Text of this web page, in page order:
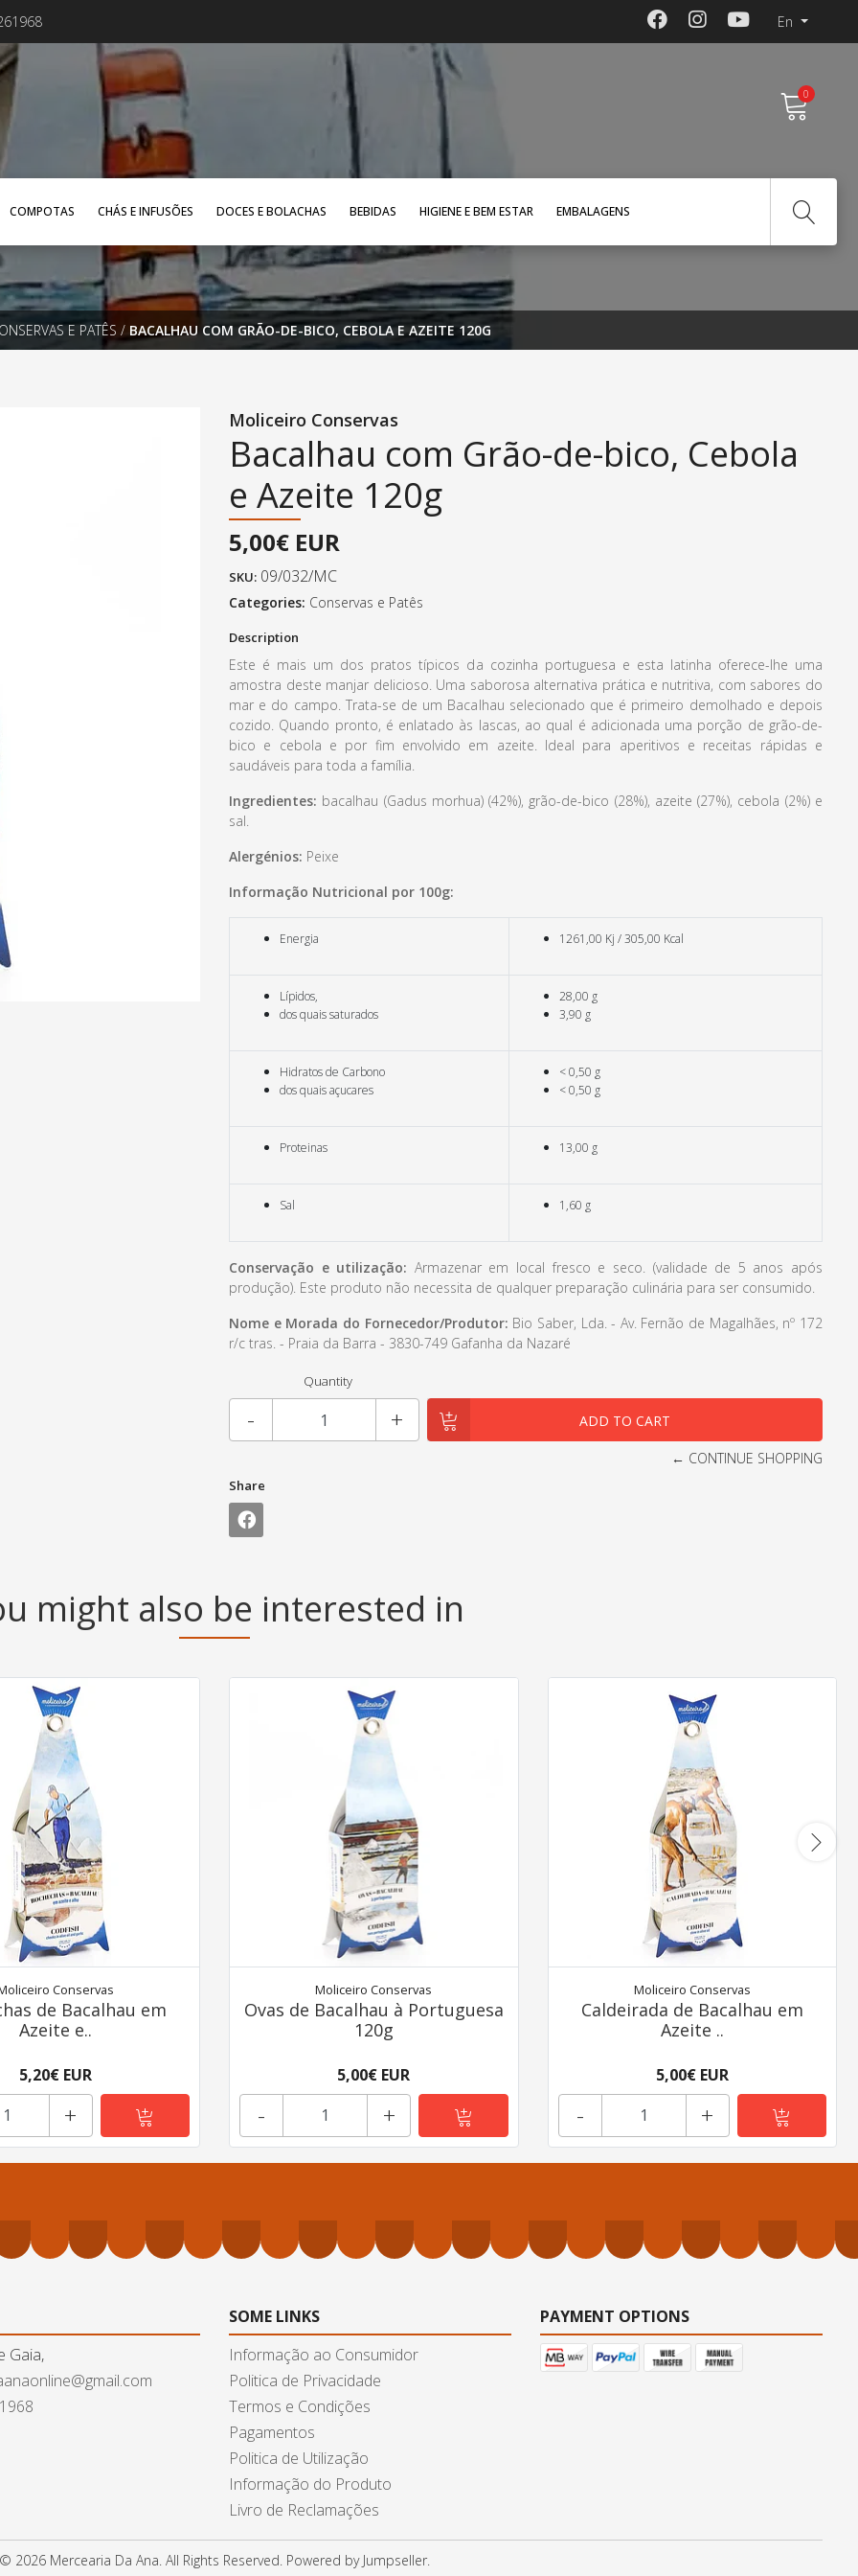
En
0
COMPOTAS CHÁS E INFUSÕES DOCES E BOLACHAS BEBIDAS HIGIENE E BEM ESTAR EMBALAGENS
E PATÊS / BACALHAU COM GRÃO-DE-BICO, CEBOLA E AZEITE 120G
Moliceiro Conservas
Bacalhau com Grão-de-bico, Cebola
e Azeite 120g
5,00€ EUR
SKU: 09/032/MC
Categories: Conservas e Patês
Description
Este é mais um dos pratos típicos da cozinha portuguesa e esta latinha oferece-lhe uma
amostra deste manjar delicioso. Uma saborosa alternativa prática e nutritiva, com sabores do
mar e do campo. Trata-se de um Bacalhau selecionado que é primeiro demolhado e depois
cozido. Quando pronto, é enlatado às lascas, ao qual é adicionada uma porção de grão-de-
bico e cebola e por fim envolvido em azeite. Ideal para aperitivos e receitas rápidas e
saudáveis para toda a família.
Ingredientes: bacalhau (Gadus morhua) (42%), grão-de-bico (28%), azeite (27%), cebola (2%) e
sal.
Alergénios: Peixe
Informação Nutricional por 100g:
Energia 1261,00 Kj / 305,00 Kcal
Lípidos,
dos quais saturados
28,00 g
3,90 g
Hidratos de Carbono
dos quais açucares
< 0,50 g
< 0,50 g
Proteinas 13,00 g
Sal 1,60 g
Conservação e utilização: Armazenar em local fresco e seco. (validade de 5 anos após
produção). Este produto não necessita de qualquer preparação culinária para ser consumido.
Nome e Morada do Fornecedor/Produtor: Bio Saber, Lda. - Av. Fernão de Magalhães, nº 172
r/c tras. - Praia da Barra - 3830-749 Gafanha da Nazaré
Quantity
+
-
← CONTINUE SHOPPING
Share
might also be interested in
Conservas
de Bacalhau em
Azeite e..
5,20€ EUR
+
Moliceiro Conservas
Ovas de Bacalhau à Portuguesa
120g
5,00€ EUR
+
-
Moliceiro Conservas
Caldeirada de Bacalhau em
Azeite ..
5,00€ EUR
+
-
Gaia,
SOME LINKS
Informação ao Consumidor
Politica de Privacidade
Termos e Condições
Pagamentos
Politica de Utilização
Informação do Produto
Livro de Reclamações
PAYMENT OPTIONS
© 2026 Mercearia Da Ana. All Rights Reserved. Powered by Jumpseller